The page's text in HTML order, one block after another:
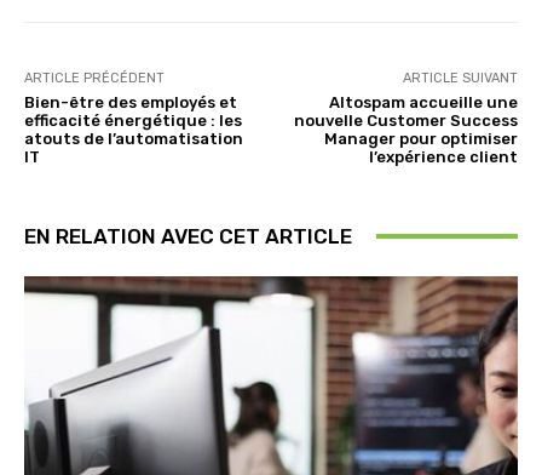
ARTICLE PRÉCÉDENT
Bien-être des employés et
efficacité énergétique : les
atouts de l’automatisation
IT
ARTICLE SUIVANT
Altospam accueille une
nouvelle Customer Success
Manager pour optimiser
l’expérience client
EN RELATION AVEC CET ARTICLE